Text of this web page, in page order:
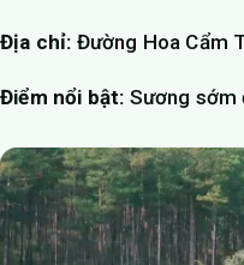
Địa chỉ: Đường Hoa Cẩm
Điểm nổi bật: Sương sớm